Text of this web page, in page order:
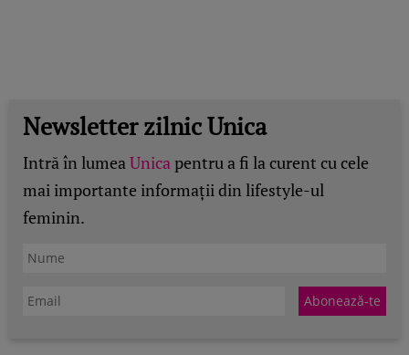
Newsletter zilnic Unica
Intră în lumeaUnicapentru a fi la curent cu cele
mai importante informații din lifestyle-ul
feminin.